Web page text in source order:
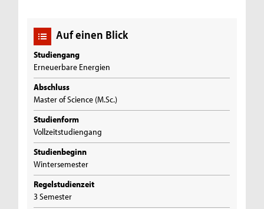
Auf einen Blick
Studiengang
Erneuerbare Energien
Abschluss
Master of Science (M.Sc.)
Studienform
Vollzeitstudiengang
Studienbeginn
Wintersemester
Regelstudienzeit
3 Semester